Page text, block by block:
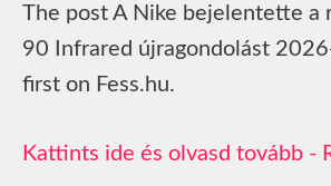
The post A Nike bejelentette a
90 Infrared újragondolást
first on Fess.hu.